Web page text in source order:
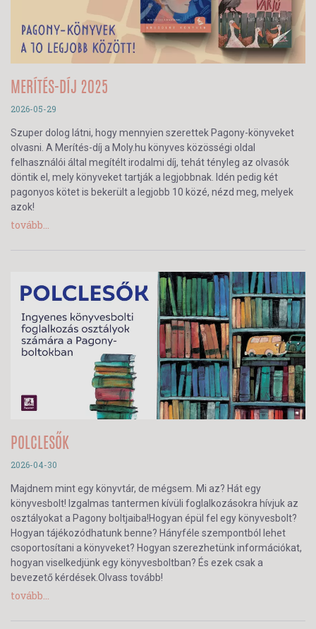
MERÍTÉS-DÍJ 2025
2026-05-29
Szuper dolog látni, hogy mennyien szerettek Pagony-könyveket
olvasni. A Merítés-díj a Moly.hu könyves közösségi oldal
felhasználói által megítélt irodalmi díj, tehát tényleg az olvasók
döntik el, mely könyveket tartják a legjobbnak. Idén pedig két
pagonyos kötet is bekerült a legjobb 10 közé, nézd meg, melyek
azok!
tovább...
POLCLESŐK
2026-04-30
Majdnem mint egy könyvtár, de mégsem. Mi az? Hát egy
könyvesbolt! Izgalmas tantermen kívüli foglalkozásokra hívjuk az
osztályokat a Pagony boltjaiba!Hogyan épül fel egy könyvesbolt?
Hogyan tájékozódhatunk benne? Hányféle szempontból lehet
csoportosítani a könyveket? Hogyan szerezhetünk információkat,
hogyan viselkedjünk egy könyvesboltban? És ezek csak a
bevezető kérdések.Olvass tovább!
tovább...